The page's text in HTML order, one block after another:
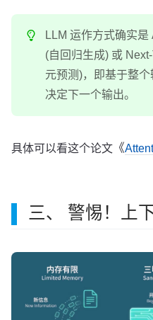
LLM 运作方式确实
(自回归生成) 或
元预测)，即基于整
决定下一个输出。
具体可以看这个论文 《
三、 警惕！上